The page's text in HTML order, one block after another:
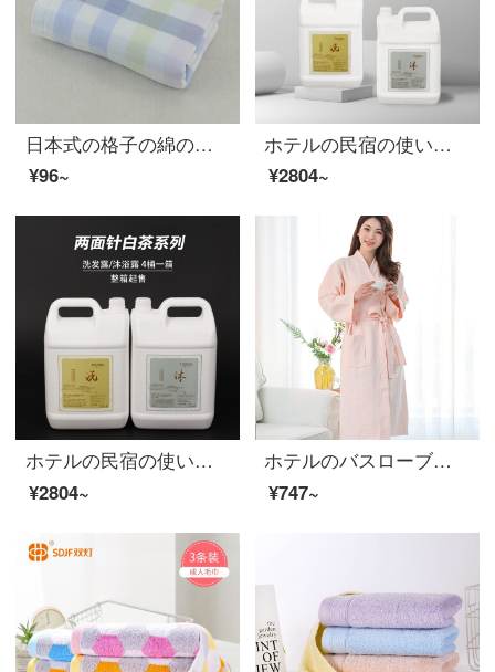
日本式の格子の綿のガーゼのタオルは柔軟に水を吸い込んで、ホテルの家庭用タオルの男性の女性の大きいタオルの青い34*78 cmを増大します。
¥96~
ホテルの民宿の使い捨て用品のシャンプーシャンプーの白茶シリーズの樽に5 Lの両面の針を入れて、一箱4杯のシャンプー(二合一)5杯の入浴剤を入れます。
¥2804~
ホテルの民宿の使い捨て用品のシャンプーと白茶シリーズのバケツ5 Lの両側の針の大きなバケツ1箱4杯の洗濯/入浴剤オレンジ色
¥2804~
ホテルのバスローブのワッフルパジャマのファッションカップルの吸水力が長めの大人用ルームウェアの寝衣ピンクM（長さ110 cm、体重70 kg以下）
¥747~